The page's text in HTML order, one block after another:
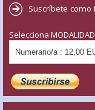
Suscríbete como
Selecciona MODALIDAD